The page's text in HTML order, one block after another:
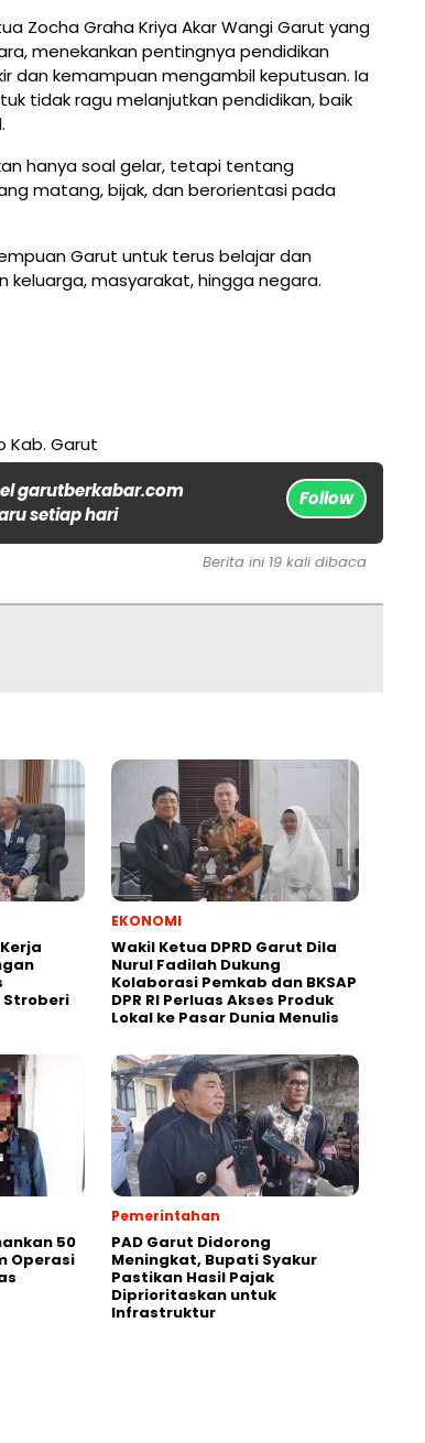
Zocha Graha Kriya Akar Wangi Garut yang
menekankan pentingnya pendidikan
dan kemampuan mengambil keputusan. Ia
tidak ragu melanjutkan pendidikan, baik
hanya soal gelar, tetapi tentang
matang, bijak, dan berorientasi pada
Garut untuk terus belajar dan
keluarga, masyarakat, hingga negara.
Kab. Garut
garutberkabar.com
setiap hari
Follow
Berita ini 19 kali dibaca
EKONOMI
Wakil Ketua DPRD Garut Dila
Nurul Fadilah Dukung
Kolaborasi Pemkab dan BKSAP
DPR RI Perluas Akses Produk
Lokal ke Pasar Dunia Menulis
50
Operasi
Pemerintahan
PAD Garut Didorong
Meningkat, Bupati Syakur
Pastikan Hasil Pajak
Diprioritaskan untuk
Infrastruktur